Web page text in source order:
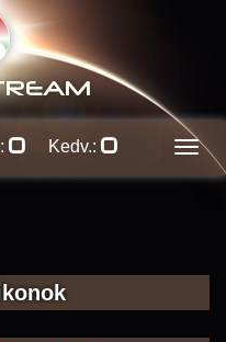
Kedv.: